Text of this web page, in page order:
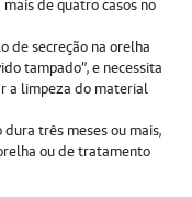
mais de quatro casos no
de secreção na orelha
tampado”, e necessita
a limpeza do material
três meses ou mais,
ou de tratamento